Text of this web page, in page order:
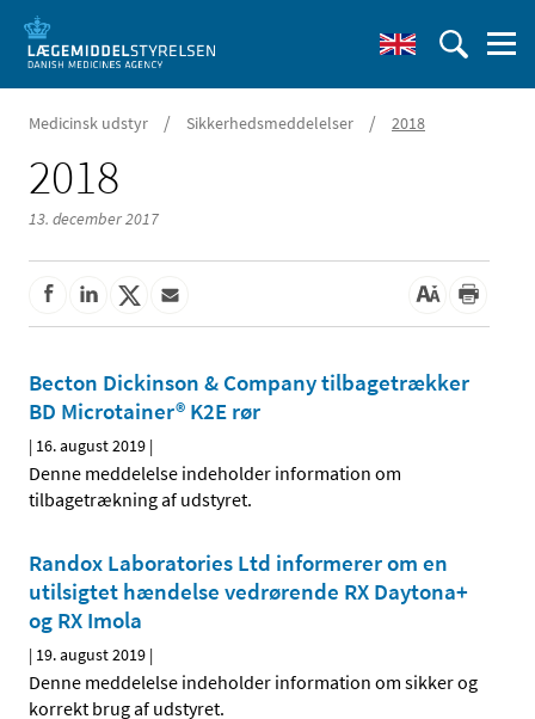
Medicinsk udstyr / Sikkerhedsmeddelelser / 2018
2018
13. december 2017
Becton Dickinson & Company tilbagetrækker
BD Microtainer® K2E rør
| 16. august 2019 |
Denne meddelelse indeholder information om
tilbagetrækning af udstyret.
Randox Laboratories Ltd informerer om en
utilsigtet hændelse vedrørende RX Daytona+
og RX Imola
| 19. august 2019 |
Denne meddelelse indeholder information om sikker og
korrekt brug af udstyret.